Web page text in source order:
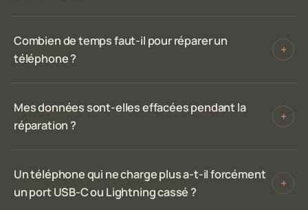
Combien de temps faut-il pour réparer un
téléphone ?
+
Mes données sont-elles effacées pendant la
réparation ?
+
Un téléphone qui ne charge plus a-t-il forcément
un port USB-C ou Lightning cassé ?
+